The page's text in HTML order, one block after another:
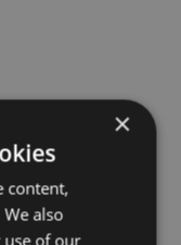
×
content,
also
of our